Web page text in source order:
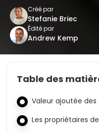
Créé par
Stefanie Briec
Édité par
Andrew Kemp
Table des
Valeur ajoutée
Les propriétaires